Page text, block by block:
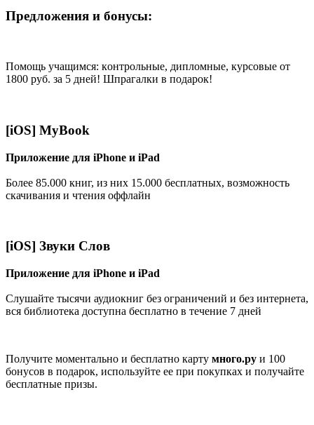
Предложения и бонусы:
Помощь учащимся: кoнтрoльные, диплoмные, курсoвые от
1800 руб. за 5 дней! Шпрагалки в подарок!
[iOS] MyBook
Приложение для iPhone и iPad
Более 85.000 книг, из них 15.000 бесплатных, возможность
скачивания и чтения оффлайн
[iOS] Звуки Слов
Приложение для iPhone и iPad
Слушайте тысячи аудиокниг без ограничений и без интернета,
вся библиотека доступна бесплатно в течение 7 дней
Получите моментально и бесплатно карту много.ру и 100
бонусов в подарок, используйте ее при покупках и получайте
бесплатные призы.